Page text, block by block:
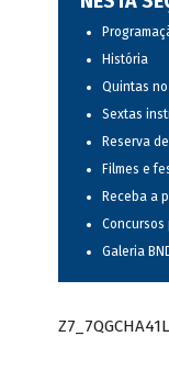
História
Quintas no
Sextas
Reserva
Filmes e
Receba a
Concursos
Galeria